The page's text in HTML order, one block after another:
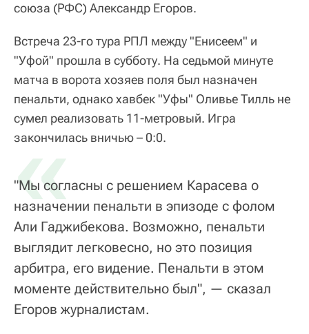
союза (РФС) Александр Егоров.
Встреча 23-го тура РПЛ между "Енисеем" и
"Уфой" прошла в субботу. На седьмой минуте
матча в ворота хозяев поля был назначен
пенальти, однако хавбек "Уфы" Оливье Тилль не
сумел реализовать 11-метровый. Игра
закончилась вничью – 0:0.
«
"Мы согласны с решением Карасева о
назначении пенальти в эпизоде с фолом
Али Гаджибекова. Возможно, пенальти
выглядит легковесно, но это позиция
арбитра, его видение. Пенальти в этом
моменте действительно был", — сказал
Егоров журналистам.